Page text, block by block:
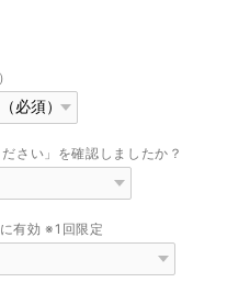
さい」を確認しましたか？
有効 ※1回限定